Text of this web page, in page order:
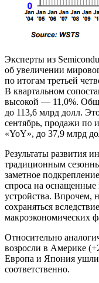
Эксперты из
об увеличении
по итогам третьей
В квартальном
высокой — 11,0%.
до 113,6 млрд долл.
сентябрь, продажи по
«YoY», до 37,9 млрд
Результаты развития
традиционным
заметное
спроса на
устройства. Впрочем,
сохраняться
макроэкономических
Относительно
возросли в Америке
Европа и Япония
соответственно.